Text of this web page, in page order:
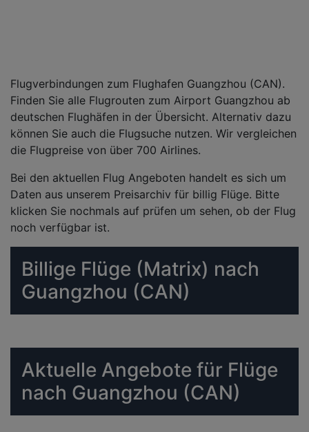
Flugverbindungen zum Flughafen Guangzhou (CAN).
Finden Sie alle Flugrouten zum Airport Guangzhou ab
deutschen Flughäfen in der Übersicht. Alternativ dazu
können Sie auch die Flugsuche nutzen. Wir vergleichen
die Flugpreise von über 700 Airlines.
Bei den aktuellen Flug Angeboten handelt es sich um
Daten aus unserem Preisarchiv für billig Flüge. Bitte
klicken Sie nochmals auf prüfen um sehen, ob der Flug
noch verfügbar ist.
Billige Flüge (Matrix) nach
Guangzhou (CAN)
Aktuelle Angebote für Flüge
nach Guangzhou (CAN)